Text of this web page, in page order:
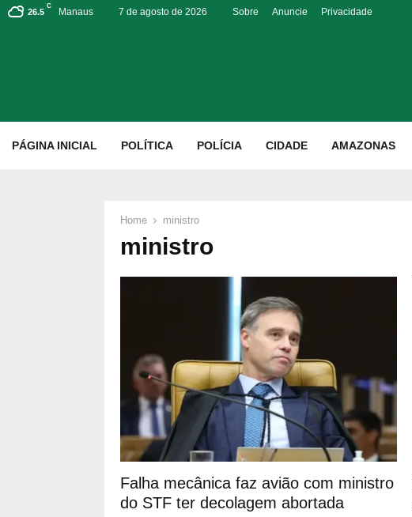
26.5
C
Manaus 7 de agosto de 2026 Sobre Anuncie Privacidade
PÁGINA INICIAL POLÍTICA POLÍCIA CIDADE AMAZONAS
Home ministro
ministro
Falha mecânica faz avião com ministro
do STF ter decolagem abortada